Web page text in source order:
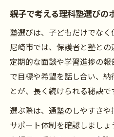
親子で考える理科塾選びの
塾選びは、子どもだけでなく
尼崎市では、保護者と塾との
定期的な面談や学習進捗の
で目標や希望を話し合い、
とが、長く続けられる秘訣で
選ぶ際は、通塾のしやすさ
サポート体制を確認しまし